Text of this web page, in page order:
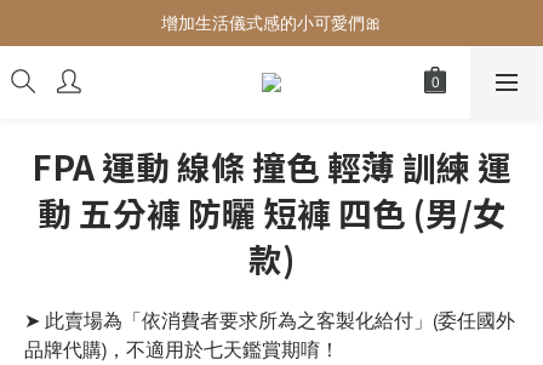
增加生活儀式感的小可愛們🎀
增加生活儀式感的小可愛們🎀
最後現貨‼️這價格不需要再解釋🔥
FPA 運動 線條 撞色 輕薄 訓練 運
動 五分褲 防曬 短褲 四色 (男/女
款)
➤ 此賣場為「依消費者要求所為之客製化給付」(委任國外
品牌代購)，不適用於七天鑑賞期唷！